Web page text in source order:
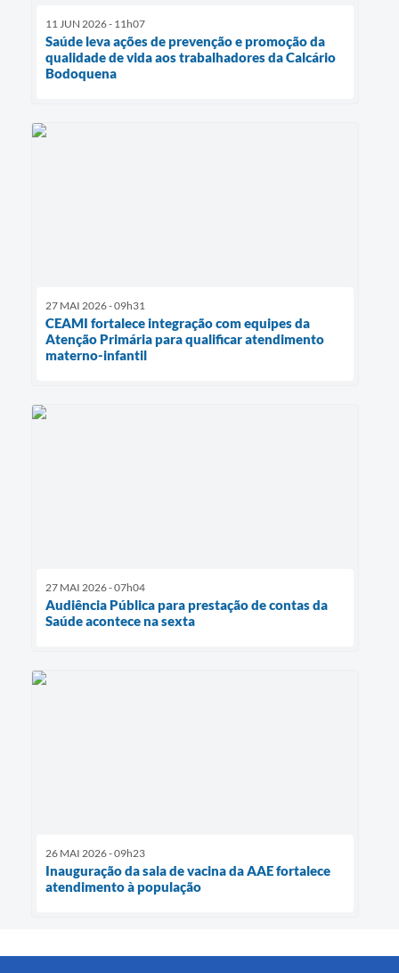
11 JUN 2026 - 11h07
Saúde leva ações de prevenção e promoção da
qualidade de vida aos trabalhadores da Calcário
Bodoquena
27 MAI 2026 - 09h31
CEAMI fortalece integração com equipes da
Atenção Primária para qualificar atendimento
materno-infantil
27 MAI 2026 - 07h04
Audiência Pública para prestação de contas da
Saúde acontece na sexta
26 MAI 2026 - 09h23
Inauguração da sala de vacina da AAE fortalece
atendimento à população